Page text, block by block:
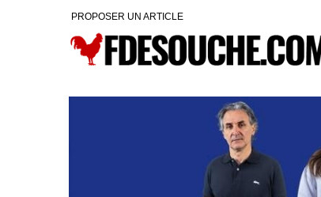
PROPOSER UN ARTICLE